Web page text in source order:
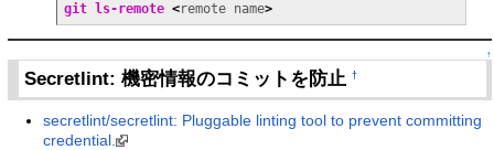
git ls-remote <remote name>
↑
Secretlint: 機密情報のコミットを防止†
secretlint/secretlint: Pluggable linting tool to prevent committing
credential.